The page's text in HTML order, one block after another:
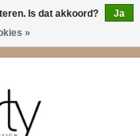
Is dat akkoord?
Ja
»